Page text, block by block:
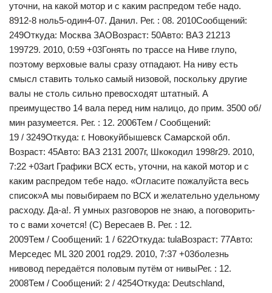
уточни, на какой мотор и с каким распредом тебе надо.
8912-8 ноль5-один4-07. Данил. Рег. : 08. 2010Сообщений:
249Откуда: Моcква ЗАОВозраст: 50Авто: ВАЗ 21213
199729. 2010, 0:59 +03Гонять по трассе на Ниве глупо,
поэтому верховые валы сразу отпадают. На ниву есть
смысл ставить только самый низовой, поскольку другие
валы не столь сильно превосходят штатный. А
преимущество 14 вала перед ним налицо, до прим. 3500 об/
мин разумеется. Рег. : 12. 2006Тем / Сообщений:
19 / 3249Откуда: г. Новокуйбышевск Самарской обл.
Возраст: 45Авто: ВАЗ 2131 2007г, Шкокодил 1998г29. 2010,
7:22 +03art Графики ВСХ есть, уточни, на какой мотор и с
каким распредом тебе надо. «Огласите пожалуйста весь
список»А мы повыбираем по ВСХ и желательно удельному
расходу. Да-а!. Я умных разговоров не знаю, а поговорить-
то с вами хочется! (С) Вересаев В. Рег. : 12.
2009Тем / Сообщений: 1 / 622Откуда: tulaВозраст: 77Авто:
Мерседес ML 320 2001 год29. 2010, 7:37 +03болезнь
нивовод передаётся половым путём от нивыРег. : 12.
2008Тем / Сообщений: 2 / 4254Откуда: Deutschland,